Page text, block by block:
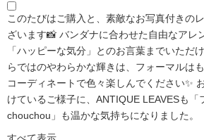
このたびはご購入と、素敵なお写真付きの
ざいます📸 バンダナに合わせた自由なアレ
「ハッピーな気分」とのお言葉までいただ
らではのやわらかな輝きは、フォーマルは
コーディネートで色々楽しんでください✨
けているご様子に、ANTIQUE LEAVESも「
chouchou」も温かな気持ちになりました。